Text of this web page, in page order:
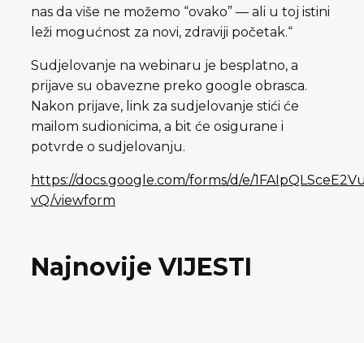
nas da više ne možemo “ovako” — ali u toj istini
leži mogućnost za novi, zdraviji početak.“
Sudjelovanje na webinaru je besplatno, a
prijave su obavezne preko google obrasca.
Nakon prijave, link za sudjelovanje stići će
mailom sudionicima, a bit će osigurane i
potvrde o sudjelovanju.
https://docs.google.com/forms/d/e/
vQ/viewform
Najnovije VIJESTI